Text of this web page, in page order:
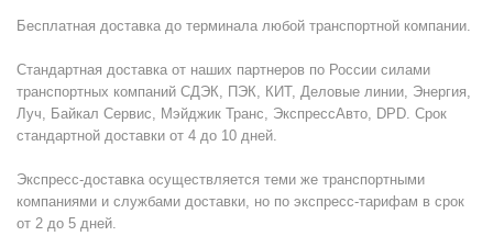
Бесплатная доставка до терминала любой транспортной компании.
Стандартная доставка от наших партнеров по России силами
транспортных компаний СДЭК, ПЭК, КИТ, Деловые линии, Энергия,
Луч, Байкал Сервис, Мэйджик Транс, ЭкспрессАвто, DPD. Срок
стандартной доставки от 4 до 10 дней.
Экспресс-доставка осуществляется теми же транспортными
компаниями и службами доставки, но по экспресс-тарифам в срок
от 2 до 5 дней.